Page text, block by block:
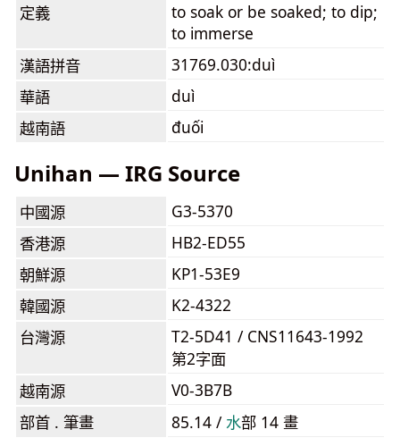
定義
to soak or be soaked; to dip;
to immerse
漢語拼音
31769.030:duì
華語
duì
越南語
đuối
Unihan — IRG Source
中國源
G3-5370
香港源
HB2-ED55
朝鮮源
KP1-53E9
韓國源
K2-4322
台灣源
T2-5D41 / CNS11643-1992
第2字面
越南源
V0-3B7B
部首 . 筆畫
85.14 /⽔部 14 畫